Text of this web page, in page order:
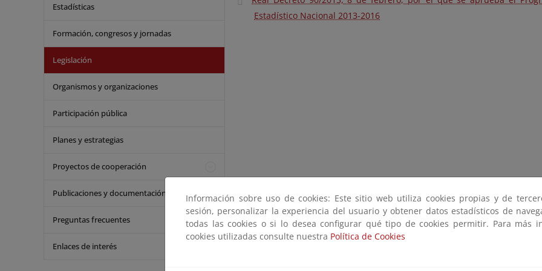
Estadísticas
Formación, congresos y jornadas
Legislación
Organismos y organizaciones
Participación pública
Planes y estrategias
Proyectos de cooperación
Publicaciones y documentación
Preguntas frecuentes
Enlaces de interés
Estadístico Nacional 2013-2016
Información sobre uso de cookies: Este sitio web utiliza cookies propias y de
sesión, personalizar la experiencia del usuario y obtener datos estadísticos de
todas las cookies o si lo desea configurar qué tipo de cookies permitir. Para más
cookies utilizadas consulte nuestra Política de Cookies